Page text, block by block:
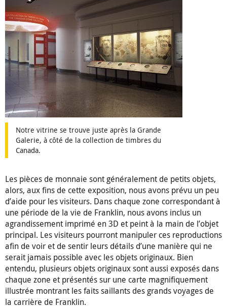
Notre vitrine se trouve juste après la Grande
Galerie, à côté de la collection de timbres du
Canada.
Les pièces de monnaie sont généralement de petits objets,
alors, aux fins de cette exposition, nous avons prévu un peu
d’aide pour les visiteurs. Dans chaque zone correspondant à
une période de la vie de Franklin, nous avons inclus un
agrandissement imprimé en 3D et peint à la main de l’objet
principal. Les visiteurs pourront manipuler ces reproductions
afin de voir et de sentir leurs détails d’une manière qui ne
serait jamais possible avec les objets originaux. Bien
entendu, plusieurs objets originaux sont aussi exposés dans
chaque zone et présentés sur une carte magnifiquement
illustrée montrant les faits saillants des grands voyages de
la carrière de Franklin.